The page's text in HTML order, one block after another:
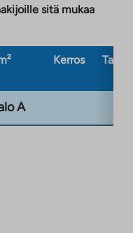
sitä mukaa
Kerros
A